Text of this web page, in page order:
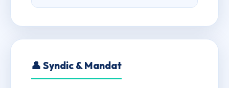
👤 Syndic & Mandat